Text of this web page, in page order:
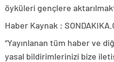
öyküleri gençlere
Haber Kaynak :
“Yayınlanan tüm haber ve
yasal bildirimlerinizi bize